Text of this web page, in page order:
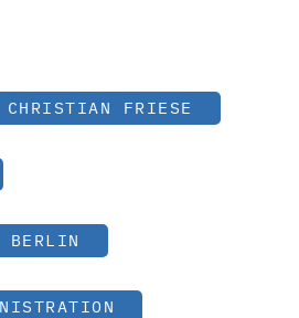
CHRISTIAN FRIESE
BERLIN